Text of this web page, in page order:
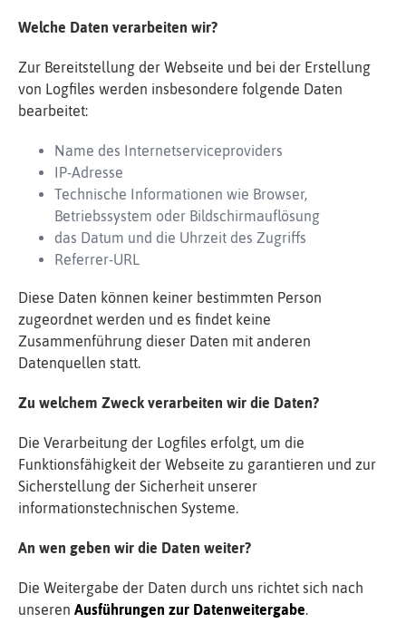
Welche Daten verarbeiten wir?
Zur Bereitstellung der Webseite und bei der Erstellung
von Logfiles werden insbesondere folgende Daten
bearbeitet:
Name des Internetserviceproviders
IP-Adresse
Technische Informationen wie Browser,
Betriebssystem oder Bildschirmauflösung
das Datum und die Uhrzeit des Zugriffs
Referrer-URL
Diese Daten können keiner bestimmten Person
zugeordnet werden und es findet keine
Zusammenführung dieser Daten mit anderen
Datenquellen statt.
Zu welchem Zweck verarbeiten wir die Daten?
Die Verarbeitung der Logfiles erfolgt, um die
Funktionsfähigkeit der Webseite zu garantieren und zur
Sicherstellung der Sicherheit unserer
informationstechnischen Systeme.
An wen geben wir die Daten weiter?
Die Weitergabe der Daten durch uns richtet sich nach
unseren Ausführungen zur Datenweitergabe.